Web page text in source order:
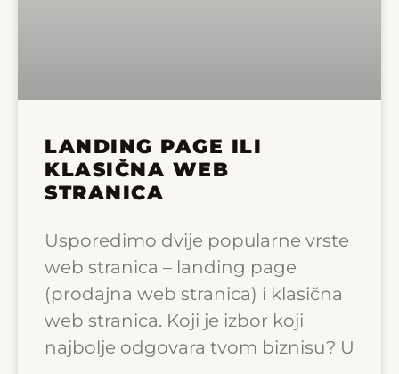
LANDING PAGE ILI
KLASIČNA WEB
STRANICA
Usporedimo dvije popularne vrste
web stranica – landing page
(prodajna web stranica) i klasična
web stranica. Koji je izbor koji
najbolje odgovara tvom biznisu? U